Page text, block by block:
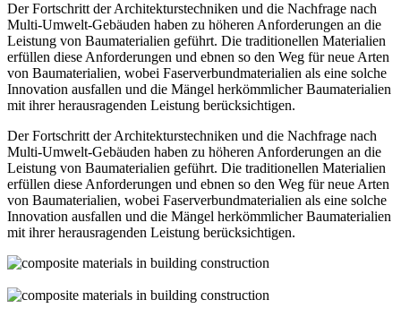
Der Fortschritt der Architekturstechniken und die Nachfrage nach
Multi-Umwelt-Gebäuden haben zu höheren Anforderungen an die
Leistung von Baumaterialien geführt. Die traditionellen Materialien
erfüllen diese Anforderungen und ebnen so den Weg für neue Arten
von Baumaterialien, wobei Faserverbundmaterialien als eine solche
Innovation ausfallen und die Mängel herkömmlicher Baumaterialien
mit ihrer herausragenden Leistung berücksichtigen.
Der Fortschritt der Architekturstechniken und die Nachfrage nach
Multi-Umwelt-Gebäuden haben zu höheren Anforderungen an die
Leistung von Baumaterialien geführt. Die traditionellen Materialien
erfüllen diese Anforderungen und ebnen so den Weg für neue Arten
von Baumaterialien, wobei Faserverbundmaterialien als eine solche
Innovation ausfallen und die Mängel herkömmlicher Baumaterialien
mit ihrer herausragenden Leistung berücksichtigen.